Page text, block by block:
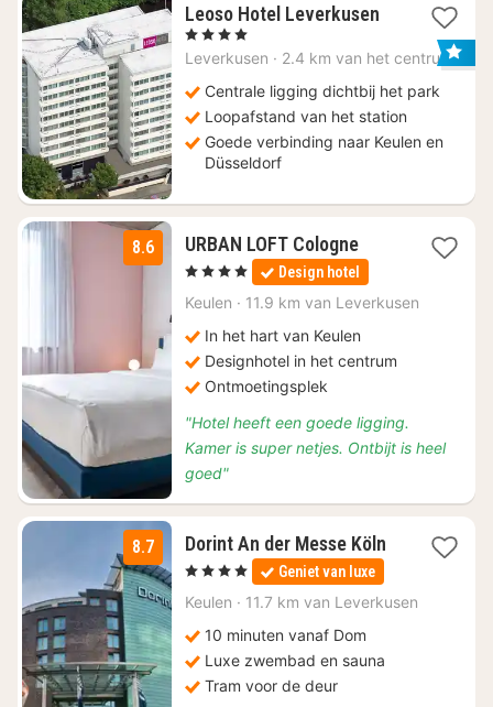
Leoso Hotel Leverkusen2
nachten
vanaf
64
, 4 Sterren
Leverkusen · 2.4 km van het centrum
Centrale ligging dichtbij het park
Loopafstand van het station
Goede verbinding naar Keulen en
Düsseldorf
8.6 URBAN LOFT Cologne1
nacht
vanaf
€
, 4 Sterren Design hotel
Keulen · 11.9 km van Leverkusen
In het hart van Keulen
Designhotel in het centrum
Ontmoetingsplek
"Hotel heeft een goede ligging.
Kamer is super netjes. Ontbijt is heel
goed"
8.7 Dorint An der Messe Köln2
nachten
€
, 4 Sterren Geniet van luxe
Keulen · 11.7 km van Leverkusen
10 minuten vanaf Dom
Luxe zwembad en sauna
Tram voor de deur